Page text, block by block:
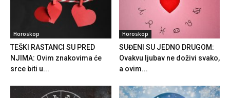
Horoskop
TEŠKI RASTANCI SU PRED
NJIMA: Ovim znakovima će
srce biti u...
Horoskop
SUĐENI SU JEDNO DRUGOM:
Ovakvu ljubav ne doživi svako,
a ovim...